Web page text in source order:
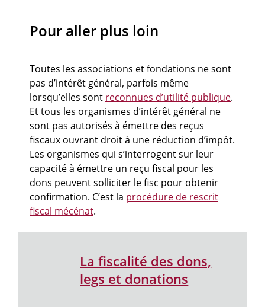
Pour aller plus loin
Toutes les associations et fondations ne sont
pas d’intérêt général, parfois même
lorsqu’elles sont reconnues d’utilité publique.
Et tous les organismes d’intérêt général ne
sont pas autorisés à émettre des reçus
fiscaux ouvrant droit à une réduction d’impôt.
Les organismes qui s’interrogent sur leur
capacité à émettre un reçu fiscal pour les
dons peuvent solliciter le fisc pour obtenir
confirmation. C’est la procédure de rescrit
fiscal mécénat.
La fiscalité des dons,
legs et donations